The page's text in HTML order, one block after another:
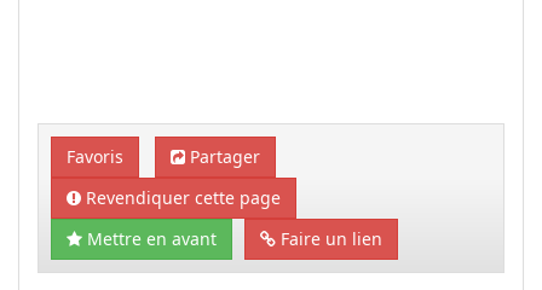
Favoris
Partager
Revendiquer cette page
Mettre en avant
Faire un lien